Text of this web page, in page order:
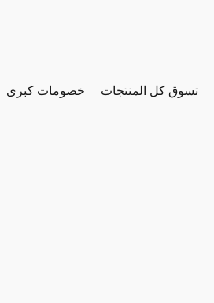
خصومات كبرى تسوق كل المنتجات